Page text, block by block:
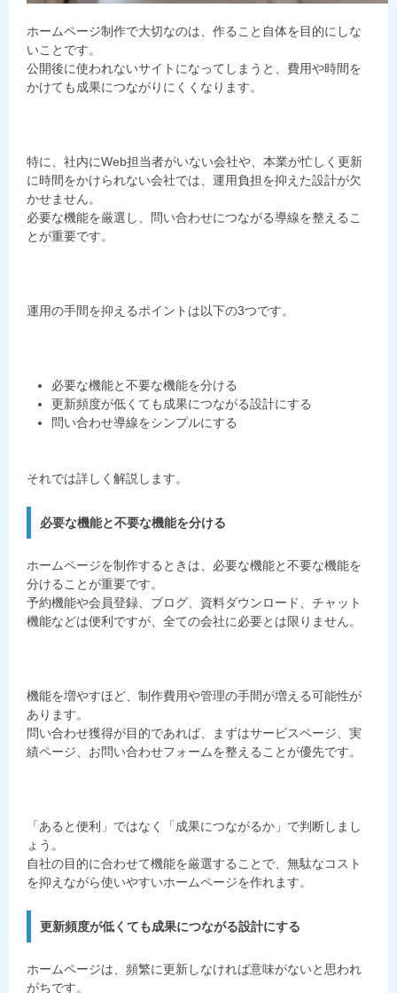
ホームページ制作で大切なのは、作ること自体を目的にしな
いことです。
公開後に使われないサイトになってしまうと、費用や時間を
かけても成果につながりにくくなります。
特に、社内にWeb担当者がいない会社や、本業が忙しく更新
に時間をかけられない会社では、運用負担を抑えた設計が欠
かせません。
必要な機能を厳選し、問い合わせにつながる導線を整えるこ
とが重要です。
運用の手間を抑えるポイントは以下の3つです。
必要な機能と不要な機能を分ける
更新頻度が低くても成果につながる設計にする
問い合わせ導線をシンプルにする
それでは詳しく解説します。
必要な機能と不要な機能を分ける
ホームページを制作するときは、必要な機能と不要な機能を
分けることが重要です。
予約機能や会員登録、ブログ、資料ダウンロード、チャット
機能などは便利ですが、全ての会社に必要とは限りません。
機能を増やすほど、制作費用や管理の手間が増える可能性が
あります。
問い合わせ獲得が目的であれば、まずはサービスページ、実
績ページ、お問い合わせフォームを整えることが優先です。
「あると便利」ではなく「成果につながるか」で判断しまし
ょう。
自社の目的に合わせて機能を厳選することで、無駄なコスト
を抑えながら使いやすいホームページを作れます。
更新頻度が低くても成果につながる設計にする
ホームページは、頻繁に更新しなければ意味がないと思われ
がちです。